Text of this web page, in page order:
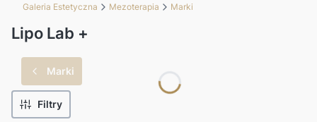
Galeria Estetyczna Mezoterapia Marki
Lipo Lab +
Marki
Filtry